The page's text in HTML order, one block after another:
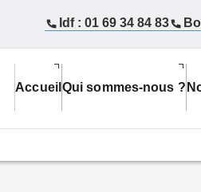
Idf : 01 69 34 84 83
Accueil Qui sommes-nous ?